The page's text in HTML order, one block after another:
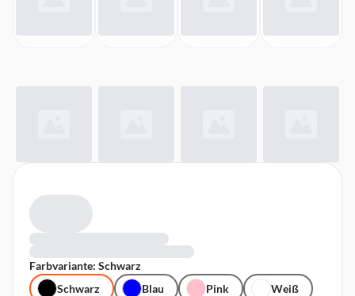
Farbvariante: Schwarz
Schwarz
Blau Pink Weiß